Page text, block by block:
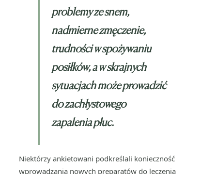
problemy ze snem,
nadmierne zmęczenie,
trudności w spożywaniu
posiłków, a w skrajnych
sytuacjach może prowadzić
do zachłystowego
zapalenia płuc.
Niektórzy ankietowani podkreślali konieczność
wprowadzania nowych preparatów do leczenia